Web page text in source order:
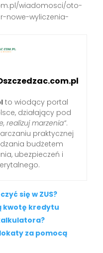
wiadomosci/oto-
nowe-wyliczenia-
to wiodący portal
działający pod
realizuj marzenia”.
praktycznej
budżetem
ubezpieczeń i
się w ZUS?
kwotę kredytu
za pomocą